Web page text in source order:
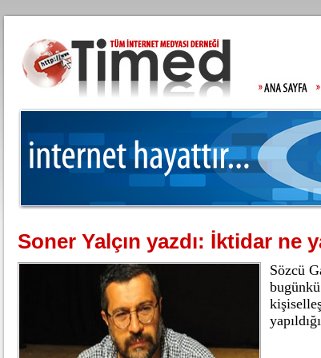
Soner Yalçın yazdı: İktidar ne
Sözcü